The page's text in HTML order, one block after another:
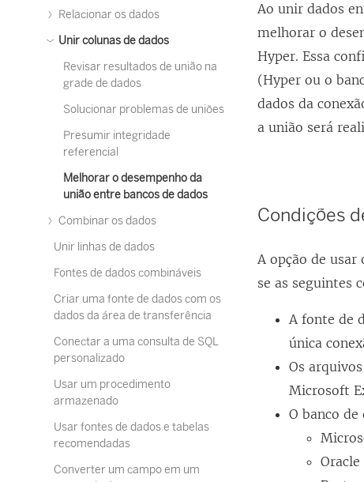
Relacionar os dados
Unir colunas de dados
Revisar resultados de união na
grade de dados
Solucionar problemas de uniões
Presumir integridade
referencial
Melhorar o desempenho da
união entre bancos de dados
Combinar os dados
Unir linhas de dados
Fontes de dados combináveis
Criar uma fonte de dados com os
dados da área de transferência
Conectar a uma consulta de SQL
personalizado
Usar um procedimento
armazenado
Usar fontes de dados e tabelas
recomendadas
Converter um campo em um
Ao unir dados
melhorar o
Hyper. Essa
(Hyper ou o
dados da
a união será
Condições
A opção de usar
se as seguintes
A fonte de
única
Os
Microsoft
O banco
Oracle